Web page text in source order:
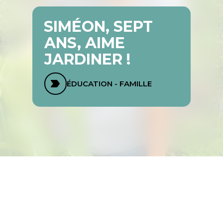
SIMÉON, SEPT
ANS, AIME
JARDINER !
ÉDUCATION - FAMILLE